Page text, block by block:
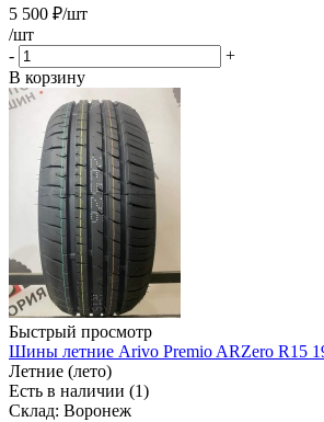
5 500 ₽/шт
/шт
-
+
В корзину
Быстрый просмотр
Шины летние Arivo Premio ARZero R15
Летние (лето)
Есть в наличии (1)
Склад: Воронеж